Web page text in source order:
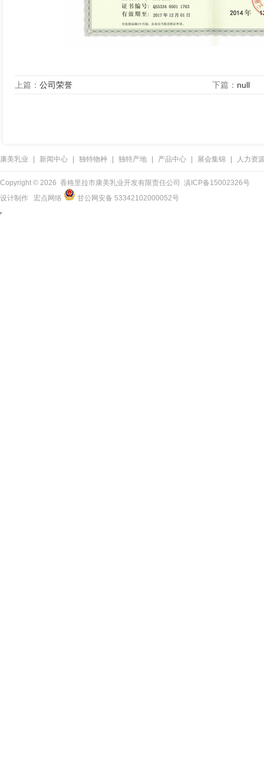
上篇： 公司荣誉 下篇： null
康美乳业 新闻中心 独特物种 独特产地 产品中心 展会集锦 人力资
Copyright © 2026 香格里拉市康美乳业开发有限责任公司 滇ICP备15002326号
设计制作 宏点网络 甘公网安备 53342102000052号